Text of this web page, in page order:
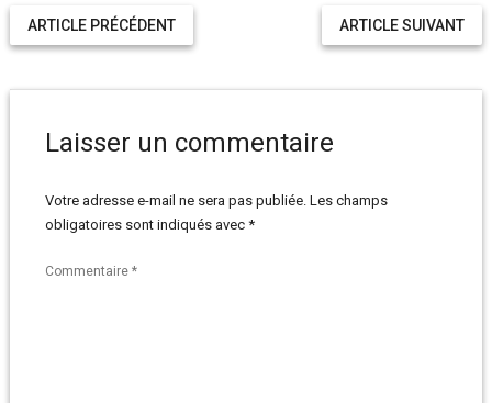
ARTICLE SUIVANT
ARTICLE PRÉCÉDENT
Laisser un commentaire
Votre adresse e-mail ne sera pas publiée. Les champs
obligatoires sont indiqués avec *
Commentaire *